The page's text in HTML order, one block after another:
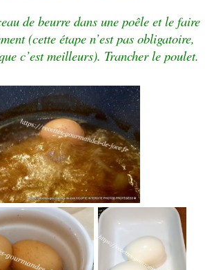
de beurre dans une poêle et le faire
(cette étape n’est pas obligatoire,
c’est meilleurs). Trancher le poulet.